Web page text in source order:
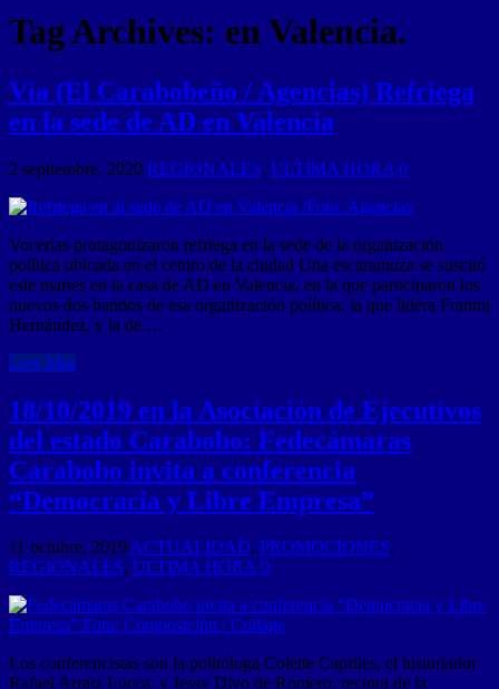
Tag Archives: en Valencia.
Vía (El Carabobeño / Agencias) Refriega
en la sede de AD en Valencia
2 septiembre, 2020 REGIONALES, ULTIMA HORA 0
Vocerías protagonizaron refriega en la sede de la organización
política ubicada en el centro de la ciudad Una escaramuza se suscitó
este martes en la casa de AD en Valencia, en la que participaron los
nuevos dos bandos de esa organización política: la que lidera Franmi
Hernández, y la de …
Leer Mas
18/10/2019 en la Asociación de Ejecutivos
del estado Carabobo: Fedecámaras
Carabobo invita a conferencia
“Democracia y Libre Empresa”
11 octubre, 2019ACTUALIDAD, PROMOCIONES,
REGIONALES, ULTIMA HORA 0
Los conferencistas son la politóloga Colette Capriles, el historiador
Rafael Arraiz Lucca, y Jessy Divo de Romero, rectora de la